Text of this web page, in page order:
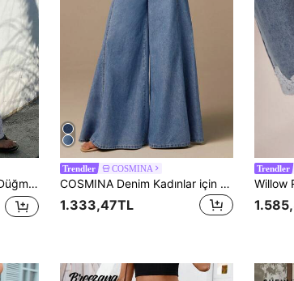
Jean Pantolon Yazlık
Trendler COSMINA
COSMINA Denim Kadınlar için Günlük Geniş Paçalı Kot Pantolon, Şık, Mavi Bayan Kot Pantolon, Tek Sıra Düğmeli Tasarım, Rahat Kesim Kot Pantolon, Modaya Uygun, Sokak Fotoğrafçılığı İçin İdeal
1.333,47TL
Trendler